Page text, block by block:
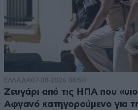
ΕΛΛΑΔΑ07·08·2026 08:50
Ζευγάρι από τις ΗΠΑ που
Αφγανό κατηγορούμενο για